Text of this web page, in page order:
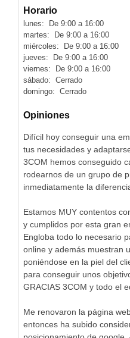
Horario
lunes: De 9:00 a 16:00
martes: De 9:00 a 16:00
miércoles: De 9:00 a 16:00
jueves: De 9:00 a 16:00
viernes: De 9:00 a 16:00
sábado: Cerrado
domingo: Cerrado
Opiniones
Difícil hoy conseguir una
tus necesidades y
3COM hemos conseguido
rodearnos de un grupo de
inmediatamente la
Estamos MUY contentos
y cumplidos por esta gran
Engloba todo lo necesario
online y además muestran
poniéndose en la piel del
para conseguir unos
GRACIAS 3COM y todo el
Me renovaron la página
entonces ha subido